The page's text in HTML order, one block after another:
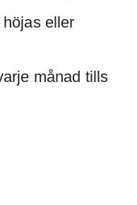
eller
månad tills